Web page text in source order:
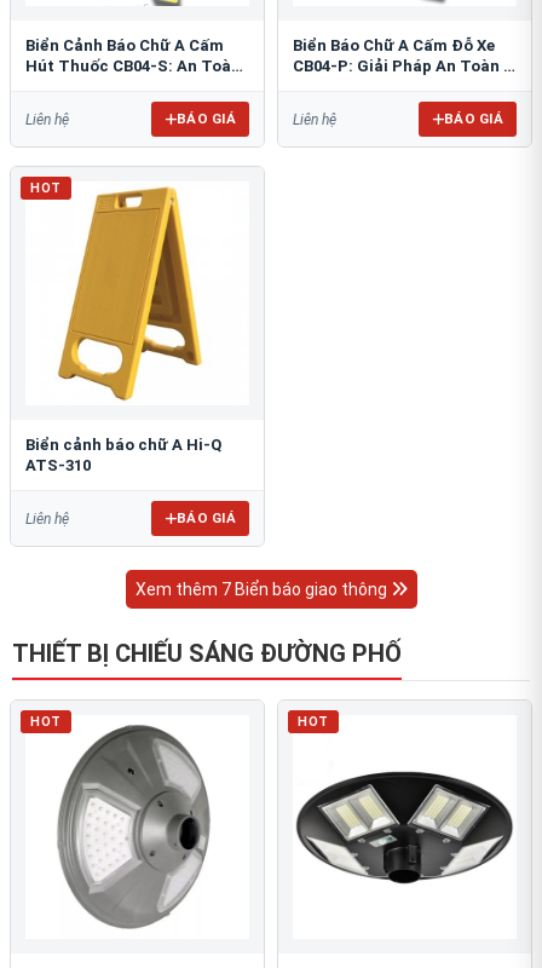
Biển Cảnh Báo Chữ A Cấm
Hút Thuốc CB04-S: An Toàn
Liên hệ BÁO GIÁ
Biển Báo Chữ A Cấm Đỗ Xe
CB04-P: Giải Pháp An Toàn &
Liên hệ BÁO GIÁ
HOT
Biển cảnh báo chữ A Hi-Q
ATS-310
Liên hệ BÁO GIÁ
Xem thêm 7 Biển báo giao thông
THIẾT BỊ CHIẾU SÁNG ĐƯỜNG PHỐ
HOT HOT